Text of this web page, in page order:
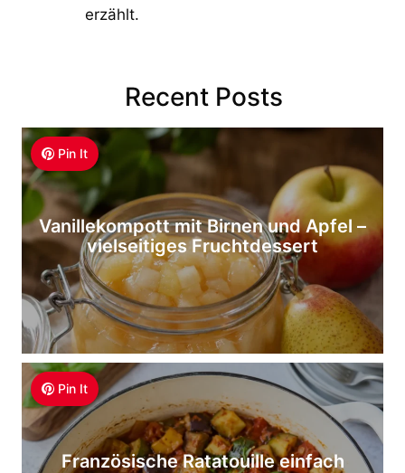
erzählt.
Recent Posts
Pin It
Vanillekompott mit Birnen und Apfel –
vielseitiges Fruchtdessert
Pin It
Französische Ratatouille einfach